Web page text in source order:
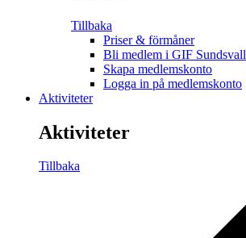
Tillbaka
Priser & förmåner
Bli medlem i GIF Sundsvall
Skapa medlemskonto
Logga in på medlemskonto
Aktiviteter
Aktiviteter
Tillbaka